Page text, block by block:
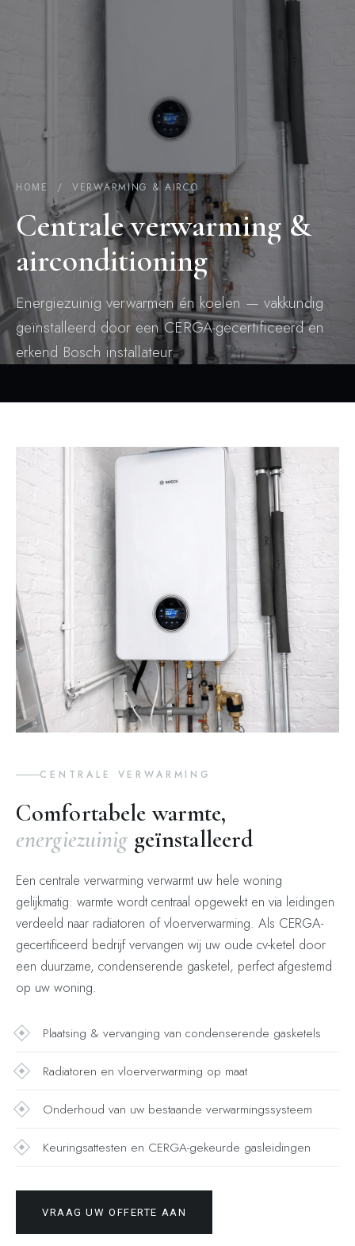
HOME / VERWARMING & AIRCO
Centrale verwarming &
airconditioning
Energiezuinig verwarmen én koelen — vakkundig
geïnstalleerd door een CERGA-gecertificeerd en
erkend Bosch installateur.
CENTRALE VERWARMING
Comfortabele warmte,
energiezuinig geïnstalleerd
Een centrale verwarming verwarmt uw hele woning
gelijkmatig: warmte wordt centraal opgewekt en via leidingen
verdeeld naar radiatoren of vloerverwarming. Als CERGA-
gecertificeerd bedrijf vervangen wij uw oude cv-ketel door
een duurzame, condenserende gasketel, perfect afgestemd
op uw woning.
Plaatsing & vervanging van condenserende gasketels
Radiatoren en vloerverwarming op maat
Onderhoud van uw bestaande verwarmingssysteem
Keuringsattesten en CERGA-gekeurde gasleidingen
VRAAG UW OFFERTE AAN